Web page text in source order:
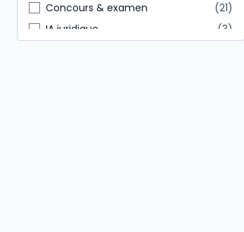
Concours & examen
21
IA juridique
3